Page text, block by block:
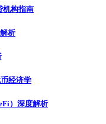
机构指南
析
经济学
）深度解析